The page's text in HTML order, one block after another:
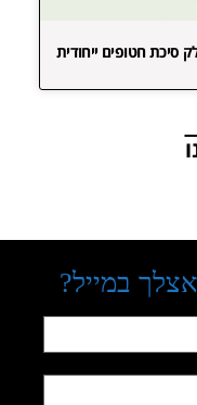
סיכת חטופים ייחודית